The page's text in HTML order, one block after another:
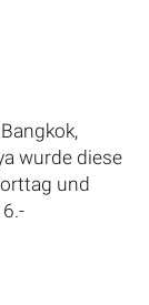
wurde diese
und